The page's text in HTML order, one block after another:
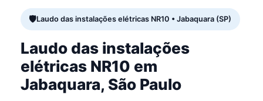
Laudo das instalações elétricas NR10 • Jabaquara (SP)
Laudo das instalações
elétricas NR10 em
Jabaquara, São Paulo